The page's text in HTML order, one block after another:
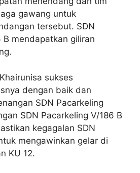
gawang untuk
tersebut. SDN
B mendapatkan giliran
sukses
dengan baik dan
SDN Pacarkeling
SDN Pacarkeling V/186 B
kegagalan SDN
mengawinkan gelar di
KU 12.